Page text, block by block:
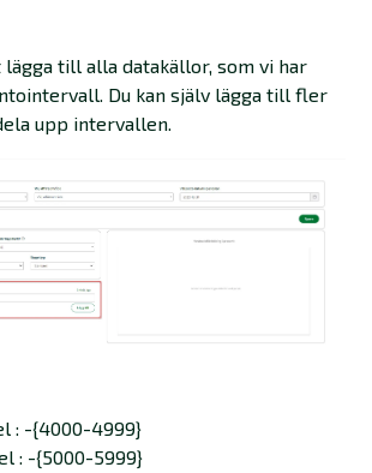
till alla datakällor, som vi har
Du kan själv lägga till fler
upp intervallen.
: -{4000-4999}
: -{5000-5999}